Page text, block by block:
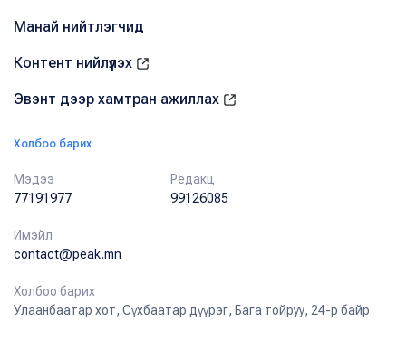
Манай нийтлэгчид
Контент нийлүүлэх
Эвэнт дээр хамтран ажиллах
Холбоо барих
Мэдээ
77191977
Редакц
99126085
Имэйл
contact@peak.mn
Холбоо барих
Улаанбаатар хот, Сүхбаатар дүүрэг, Бага тойруу, 24-р байр